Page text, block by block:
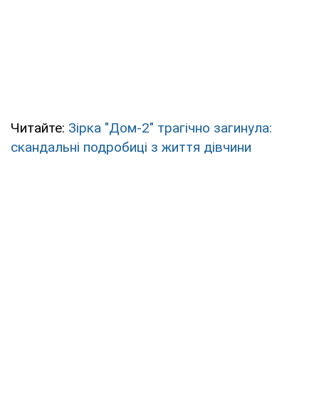
Читайте: Зірка "Дом-2" трагічно загинула:
скандальні подробиці з життя дівчини